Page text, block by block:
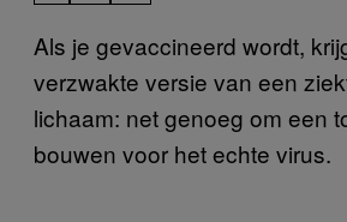
Als je gevaccineerd wordt,
verzwakte versie van een
lichaam: net genoeg om een
bouwen voor het echte virus.